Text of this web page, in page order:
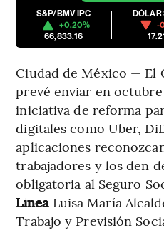
S&P/BMV IPC
+0.20%
66,833.16
-
Ciudad de México — El
prevé enviar en
iniciativa de reforma
digitales como Uber,
aplicaciones
trabajadores y los den
obligatoria al Seguro
LíneaLuisa María
Trabajo y Previsión